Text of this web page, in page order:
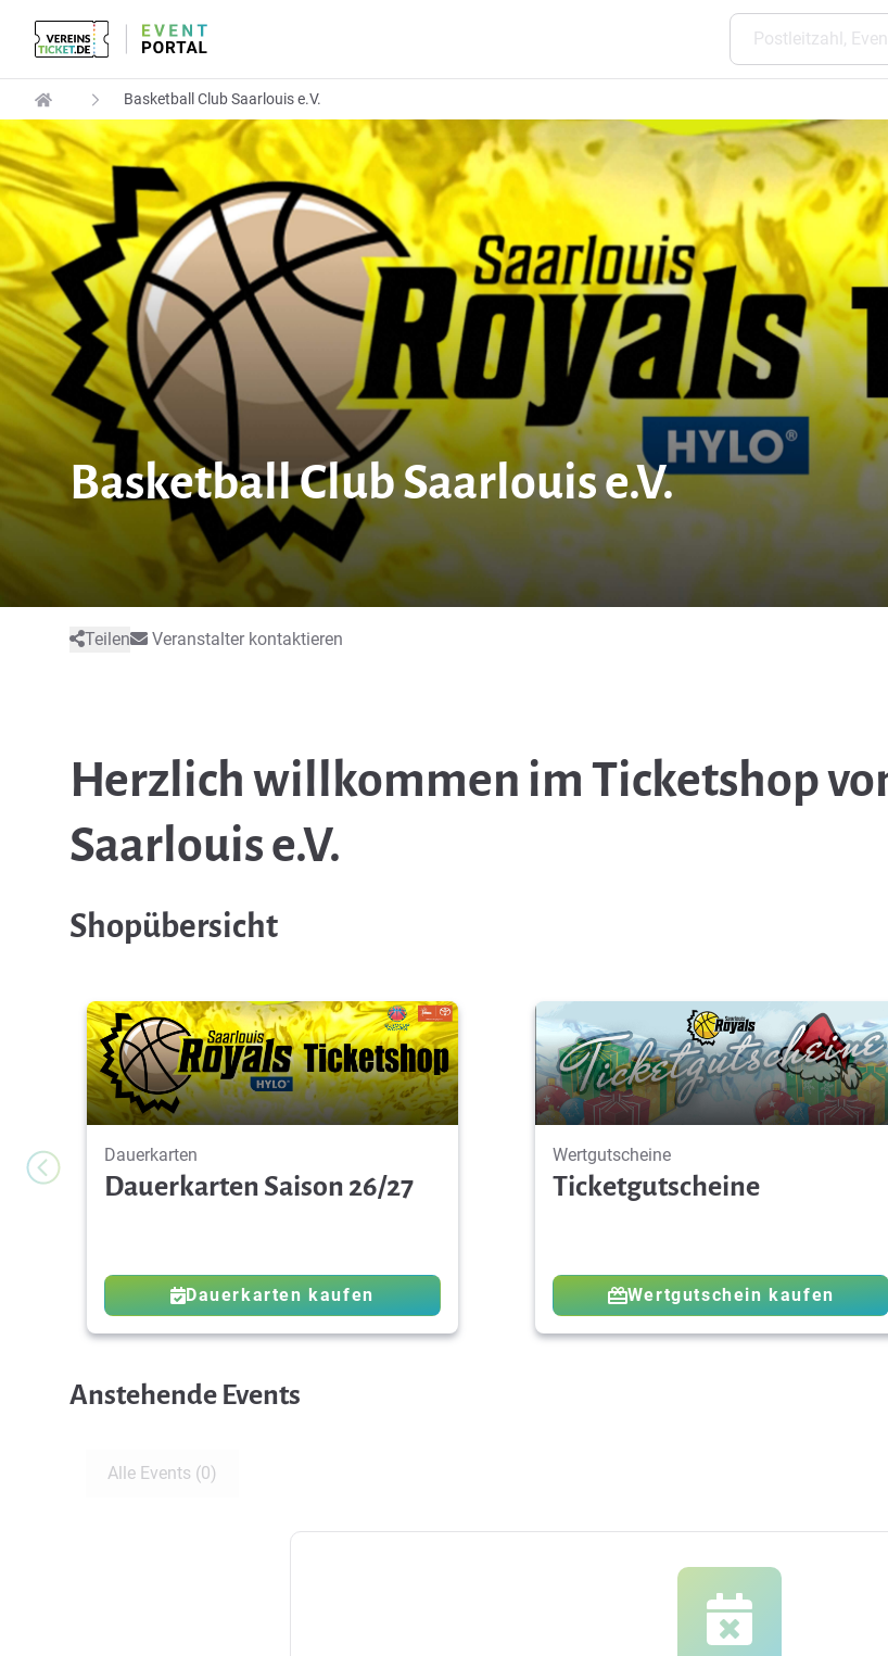
Basketball Club Saarlouis e.V.
Basketball Club Saarlouis e.V.
Teilen Veranstalter kontaktieren
Herzlich willkommen im Ticketshop
Saarlouis e.V.
Shopübersicht
Dauerkarten
Dauerkarten Saison 26/27
Dauerkarten kaufen
Wertgutscheine
Ticketgutscheine
Wertgutschein kaufen
Anstehende Events
Alle Events (0)